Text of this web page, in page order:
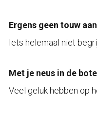
Ergens geen touw
Iets helemaal niet
Met je neus in de
Veel geluk hebben op